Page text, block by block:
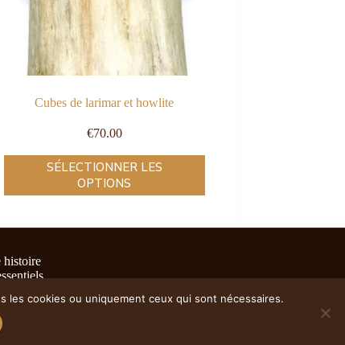
Cubes de larimar et howlite
€70.00
SÉLECTIONNER LES
OPTIONS
histoire
de confidentialité
2026 - Par Mésage Studio pour Terre d'été.
les cookies ou uniquement ceux qui sont nécessaires.